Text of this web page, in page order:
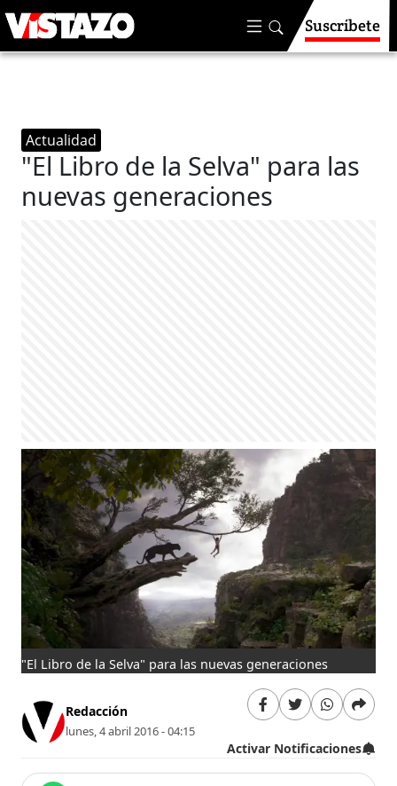
Suscríbete
Actualidad
"El Libro de la Selva" para las
nuevas generaciones
"El Libro de la Selva" para las nuevas generaciones
Redacción
lunes, 4 abril 2016 - 04:15
Activar Notificaciones